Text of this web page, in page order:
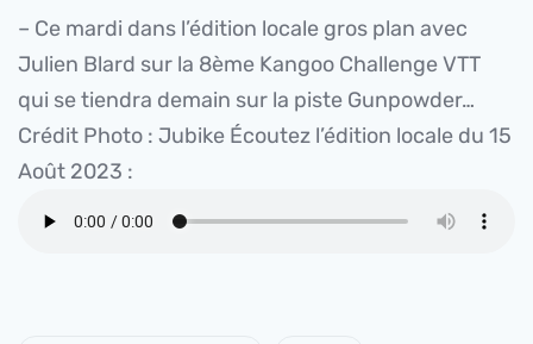
– Ce mardi dans l’édition locale gros plan avec
Julien Blard sur la 8ème Kangoo Challenge VTT
qui se tiendra demain sur la piste Gunpowder…
Crédit Photo : Jubike Écoutez l’édition locale du 15
Août 2023 :